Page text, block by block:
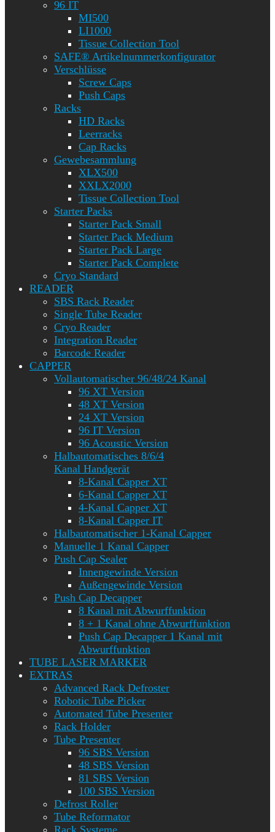
96 IT
MI500
LI1000
Tissue Collection Tool
SAFE® Artikelnummerkonfigurator
Verschlüsse
Screw Caps
Push Caps
Racks
HD Racks
Leerracks
Cap Racks
Gewebesammlung
XLX500
XXLX2000
Tissue Collection Tool
Starter Packs
Starter Pack Small
Starter Pack Medium
Starter Pack Large
Starter Pack Complete
Cryo Standard
READER
SBS Rack Reader
Single Tube Reader
Cryo Reader
Integration Reader
Barcode Reader
CAPPER
Vollautomatischer 96/48/24 Kanal
96 XT Version
48 XT Version
24 XT Version
96 IT Version
96 Acoustic Version
Halbautomatisches 8/6/4
Kanal Handgerät
8-Kanal Capper XT
6-Kanal Capper XT
4-Kanal Capper XT
8-Kanal Capper IT
Halbautomatischer 1-Kanal Capper
Manuelle 1 Kanal Capper
Push Cap Sealer
Innengewinde Version
Außengewinde Version
Push Cap Decapper
8 Kanal mit Abwurffunktion
8 + 1 Kanal ohne Abwurffunktion
Push Cap Decapper 1 Kanal mit
Abwurffunktion
TUBE LASER MARKER
EXTRAS
Advanced Rack Defroster
Robotic Tube Picker
Automated Tube Presenter
Rack Holder
Tube Presenter
96 SBS Version
48 SBS Version
81 SBS Version
100 SBS Version
Defrost Roller
Tube Reformator
Rack Systeme